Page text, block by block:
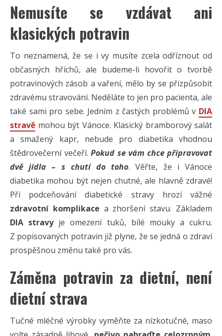
Nemusíte se vzdávat ani
klasických potravin
To neznamená, že se i vy musíte zcela odříznout od
občasných hříchů, ale budeme-li hovořit o tvorbě
potravinových zásob a vaření, mělo by se přizpůsobit
zdravému stravování. Neděláte to jen pro pacienta, ale
také sami pro sebe. Jedním z častých problémů v DIA
stravě mohou být Vánoce. Klasický bramborový salát
a smažený kapr, nebude pro diabetika vhodnou
štědrovečerní večeří. Pokud se vám chce připravovat
dvě jídla – s chutí do toho. Věřte, že i Vánoce
diabetika mohou být nejen chutné, ale hlavně zdravé!
Při podceňování diabetické stravy hrozí vážné
zdravotní komplikace a zhoršení stavu. Základem
DIA stravyje omezení tuků, bílé mouky a cukru.
Z popisovaných potravin již plyne, že se jedná o zdraví
prospěšnou změnu také pro vás.
Záměna potravin za dietní, není
dietní strava
Tučné mléčné výrobky vyměňte za nízkotučné, maso